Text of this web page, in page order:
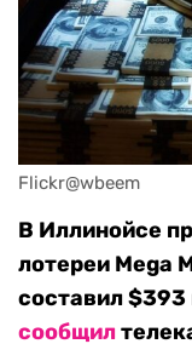
Flickr@wbeem
В Иллинойсе
лотереи Mega
составил $393
сообщил